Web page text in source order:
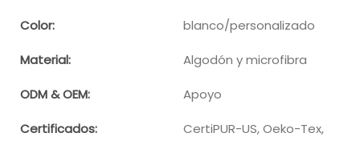
Color: blanco/personalizado
Material: Algodón y microfibra
ODM & OEM: Apoyo
Certificados:
CertiPUR-US, Oeko-Tex,